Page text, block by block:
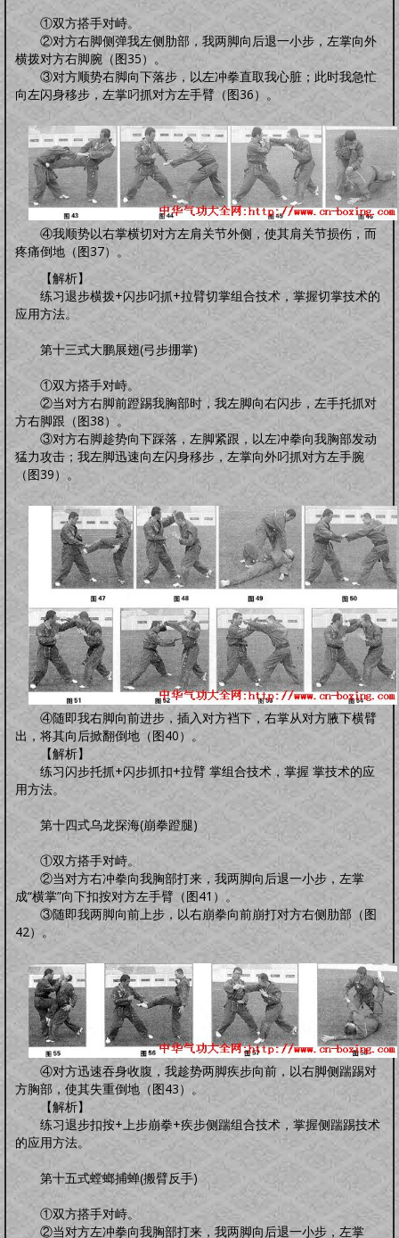
①双方搭手对峙。
②对方右脚侧弹我左侧肋部，我两脚向后退一小步，左掌向外
横拨对方右脚腕（图35）。
③对方顺势右脚向下落步，以左冲拳直取我心脏；此时我急忙
向左闪身移步，左掌叼抓对方左手臂（图36）。
④我顺势以右掌横切对方左肩关节外侧，使其肩关节损伤，而
疼痛倒地（图37）。
【解析】
练习退步横拨+闪步叼抓+拉臂切掌组合技术，掌握切掌技术的
应用方法。
第十三式大鹏展翅(弓步掤掌)
①双方搭手对峙。
②当对方右脚前蹬踢我胸部时，我左脚向右闪步，左手托抓对
方右脚跟（图38）。
③对方右脚趁势向下踩落，左脚紧跟，以左冲拳向我胸部发动
猛力攻击；我左脚迅速向左闪身移步，左掌向外叼抓对方左手腕
（图39）。
④随即我右脚向前进步，插入对方裆下，右掌从对方腋下横臂
出，将其向后掀翻倒地（图40）。
【解析】
练习闪步托抓+闪步抓扣+拉臂 掌组合技术，掌握 掌技术的应
用方法。
第十四式乌龙探海(崩拳蹬腿)
①双方搭手对峙。
②当对方右冲拳向我胸部打来，我两脚向后退一小步，左掌
成“横掌”向下扣按对方左手臂（图41）。
③随即我两脚向前上步，以右崩拳向前崩打对方右侧肋部（图
42）。
④对方迅速吞身收腹，我趁势两脚疾步向前，以右脚侧踹踢对
方胸部，使其失重倒地（图43）。
【解析】
练习退步扣按+上步崩拳+疾步侧踹组合技术，掌握侧踹踢技术
的应用方法。
第十五式螳螂捕蝉(搬臂反手)
①双方搭手对峙。
②当对方左冲拳向我胸部打来，我两脚向后退一小步，左掌